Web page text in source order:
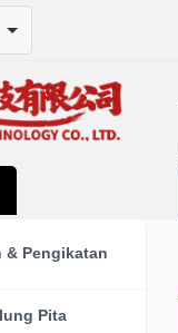
& Pengikatan
Pita